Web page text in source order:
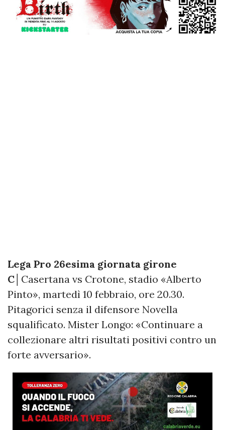
Lega Pro 26esima giornata girone
C│ Casertana vs Crotone, stadio «Alberto
Pinto», martedì 10 febbraio, ore 20.30.
Pitagorici senza il difensore Novella
squalificato. Mister Longo: «Continuare a
collezionare altri risultati positivi contro un
forte avversario».